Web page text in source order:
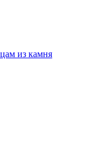
из камня